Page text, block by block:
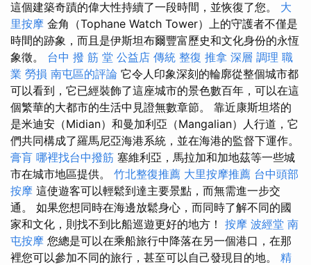
這個建築奇蹟的偉大性持續了一段時間，並恢復了您。 大
里按摩 金角（Tophane Watch Tower）上的守護者不僅是
時間的跡象，而且是伊斯坦布爾豐富歷史和文化身份的永恆
象徵。 台中 撥 筋 堂 公益店 傳統 整復 推拿 深層 調理 職
業 勞損 南屯區的評論 它令人印象深刻的輪廓從整個城市都
可以看到，它已經裝飾了這座城市的景色數百年，可以在這
個繁華的大都市的生活中見證無數章節。 靠近康斯坦塔的
是米迪安（Midian）和曼加利亞（Mangalian）人行道，它
們共同構成了羅馬尼亞海港系統，並在海港的監督下運作。
膏肓 哪裡找台中撥筋 塞維利亞，馬拉加和加地茲等一些城
市在城市地區提供。 竹北整復推薦 大里按摩推薦 台中頭部
按摩 這使遊客可以輕鬆到達主要景點，而無需進一步交
通。 如果您想同時在海邊放鬆身心，而同時了解不同的國
家和文化，則找不到比船巡遊更好的地方！ 按摩 波經堂 南
屯按摩 您總是可以在乘船旅行中降落在另一個港口，在那
裡您可以參加不同的旅行，甚至可以自己發現目的地。 精